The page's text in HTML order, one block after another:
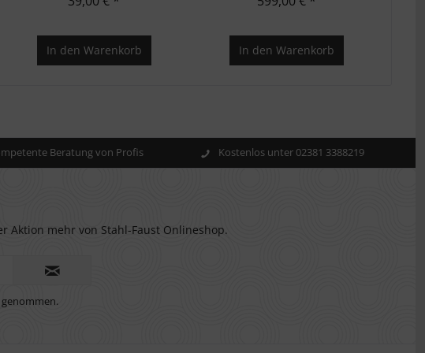
In den Warenkorb In den Warenkorb
Beratung von Profis Kostenlos unter 02381 3388219
Aktion mehr von Stahl-Faust Onlineshop.